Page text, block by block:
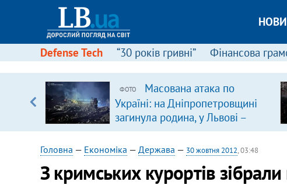
Defense Tech “30 років гривні” Фінансова
ФОТО
Масована атака по
Україні: на Дніпропетровщині
загинула родина, у Львові –
удар по багатоповерхівках
(доповнюється)
Головна — Економіка — Держава — 30 жовтня 2012, 03:48
З кримських курортів